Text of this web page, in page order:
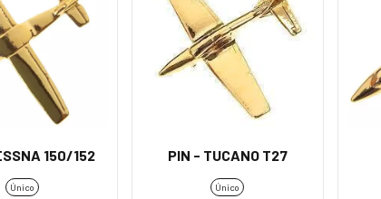
150/152
Único
PIN - TUCANO T27
Único